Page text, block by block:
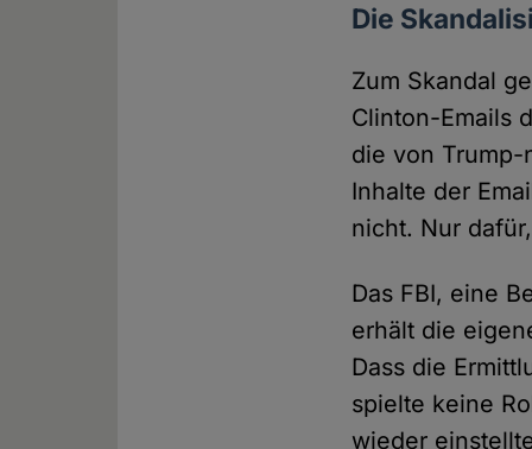
Die
Zum Skandal
Clinton-Emails
die von Trump-
Inhalte der
nicht. Nur
Das FBI, eine
erhält die
Dass die
spielte keine
wieder